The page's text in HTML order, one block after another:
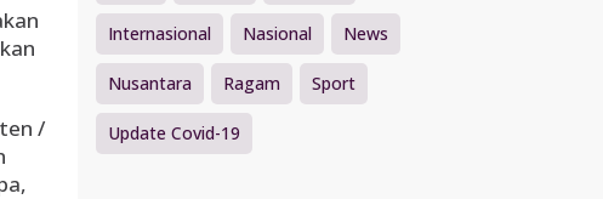
/
Internasional Nasional News
Nusantara Ragam Sport
Update Covid-19